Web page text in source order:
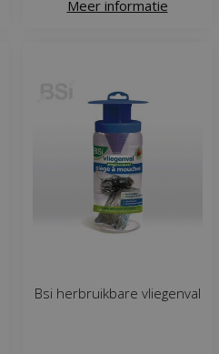
Meer informatie
Bsi herbruikbare vliegenval